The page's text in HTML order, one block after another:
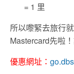
= 1 里
所以嚟緊去旅行
Mastercard先啦
優惠網址：